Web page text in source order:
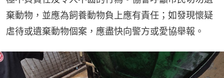
棄動物，並應為飼養動物負上應有責任；如發現懷疑
虐待或遺棄動物個案，應盡快向警方或愛協舉報。